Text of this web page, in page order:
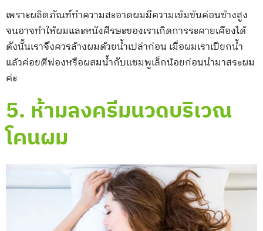
เพราะผลิตภัณฑ์ทำความสะอาดผมมีความเข้มข้นค่อนข้างสูง
จนอาจทำให้ผมและหนังศีรษะของเราเกิดการระคายเคืองได้
ดังนั้นเราจึงควรล้างผมด้วยน้ำเปล่าก่อน เมื่อผมเราเปียกน้ำ
แล้วค่อยตีฟองหรือผสมน้ำกับแชมพูเล็กน้อยก่อนนำมาสระผม
ค่ะ
5. ห้ามลงครีมนวดบริเวณ
โคนผม